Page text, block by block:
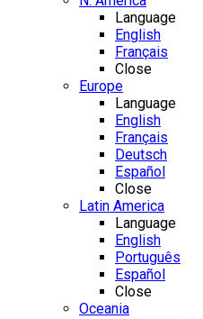
Language
English
Français
Close
Europe
Language
English
Français
Deutsch
Español
Close
Latin America
Language
English
Português
Español
Close
Oceania